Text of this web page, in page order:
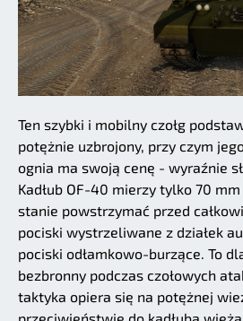
Ten szybki i mobilny czołg
potężnie uzbrojony, przy czym
ognia ma swoją cenę - wyraźnie
Kadłub OF-40 mierzy tylko 70
stanie powstrzymać przed
pociski wystrzeliwane z działek
pociski odłamkowo-burzące. To
bezbronny podczas czołowych
taktyka opiera się na potężnej